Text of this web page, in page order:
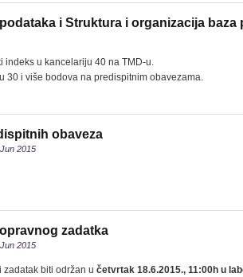
i Struktura i organizacija baza
indeks u kancelariju 40 na TMD-u.
30 i više bodova na predispitnim obavezama.
obaveza
2015
zadatka
2015
zadatak biti održan u četvrtak 18.6.2015., 11:00h u